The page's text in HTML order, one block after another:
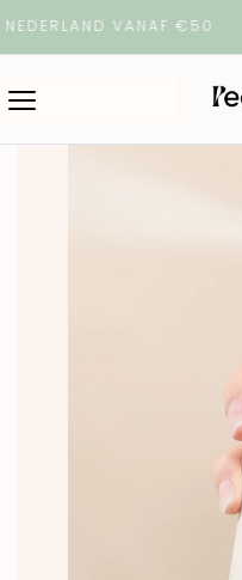
VANAF €50